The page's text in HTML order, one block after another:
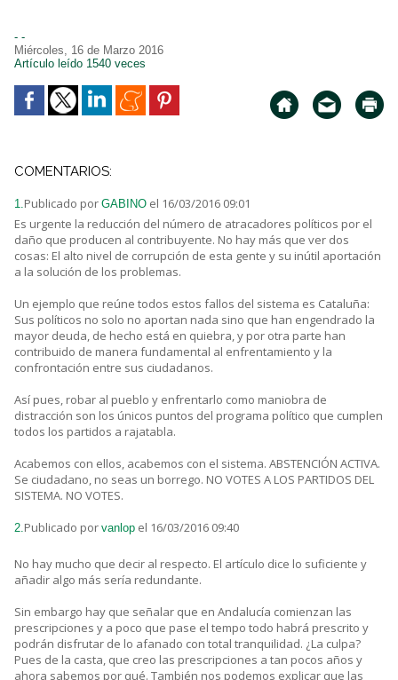
- -
Miércoles, 16 de Marzo 2016
Artículo leído 1540 veces
COMENTARIOS:
1.Publicado por GABINO el 16/03/2016 09:01
Es urgente la reducción del número de atracadores políticos por el
daño que producen al contribuyente. No hay más que ver dos
cosas: El alto nivel de corrupción de esta gente y su inútil aportación
a la solución de los problemas.
Un ejemplo que reúne todos estos fallos del sistema es Cataluña:
Sus políticos no solo no aportan nada sino que han engendrado la
mayor deuda, de hecho está en quiebra, y por otra parte han
contribuido de manera fundamental al enfrentamiento y la
confrontación entre sus ciudadanos.
Así pues, robar al pueblo y enfrentarlo como maniobra de
distracción son los únicos puntos del programa político que cumplen
todos los partidos a rajatabla.
Acabemos con ellos, acabemos con el sistema. ABSTENCIÓN ACTIVA.
Se ciudadano, no seas un borrego. NO VOTES A LOS PARTIDOS DEL
SISTEMA. NO VOTES.
2.Publicado por vanlop el 16/03/2016 09:40
No hay mucho que decir al respecto. El artículo dice lo suficiente y
añadir algo más sería redundante.
Sin embargo hay que señalar que en Andalucía comienzan las
prescripciones y a poco que pase el tempo todo habrá prescrito y
podrán disfrutar de lo afanado con total tranquilidad. ¿La culpa?
Pues de la casta, que creo las prescripciones a tan pocos años y
ahora sabemos por qué. También nos podemos explicar que las